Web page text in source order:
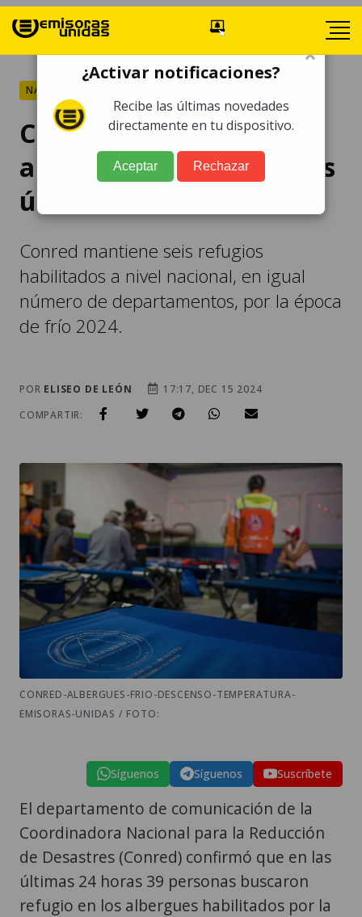
NACIONALES
CONRED reporta 39
albergados por frío en las
últimas 24 horas
Conred mantiene seis refugios
habilitados a nivel nacional, en igual
número de departamentos, por la época
de frío 2024.
POR ELISEO DE LEÓN
17:17, DEC 15 2024
COMPARTIR:
CONRED-ALBERGUES-FRIO-DESCENSO-TEMPERATURA-
EMISORAS-UNIDAS / FOTO:
Síguenos Síguenos Suscríbete
El departamento de comunicación de la
Coordinadora Nacional para la Reducción
de Desastres (Conred) confirmó que en las
últimas 24 horas 39 personas buscaron
refugio en los albergues habilitados por la
×
¿Activar notificaciones?
Recibe las últimas novedades
directamente en tu dispositivo.
Aceptar Rechazar